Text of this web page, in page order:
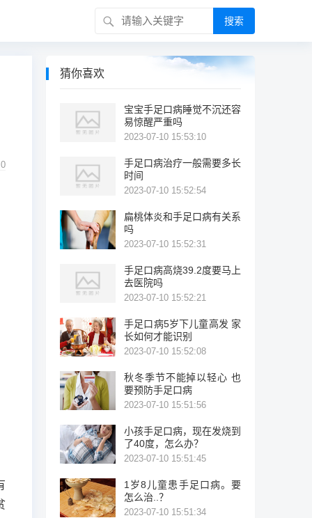
搜索
猜你喜欢
宝宝手足口病睡觉不沉还容
易惊醒严重吗
2023-07-10 15:53:10
手足口病治疗一般需要多长
时间
2023-07-10 15:52:54
扁桃体炎和手足口病有关系
吗
2023-07-10 15:52:31
手足口病高烧39.2度要马上
去医院吗
2023-07-10 15:52:21
手足口病5岁下儿童高发 家
长如何才能识别
2023-07-10 15:52:08
秋冬季节不能掉以轻心 也
要预防手足口病
2023-07-10 15:51:56
小孩手足口病，现在发烧到
了40度，怎么办？
2023-07-10 15:51:45
1岁8儿童患手足口病。要
怎么治..？
2023-07-10 15:51:34